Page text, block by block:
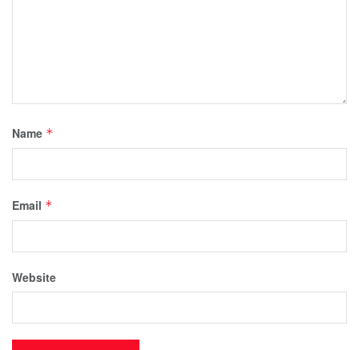
Name *
Email *
Website